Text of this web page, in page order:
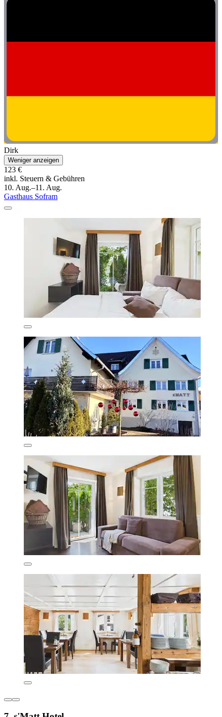
Dirk
Weniger anzeigen
123 €
inkl. Steuern & Gebühren
10. Aug.–11. Aug.
Gasthaus Sofram